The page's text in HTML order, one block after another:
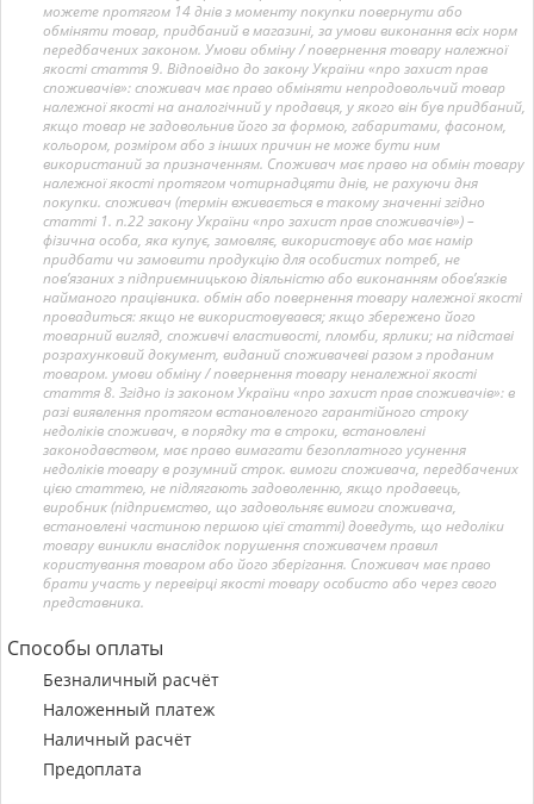
можете протягом 14 днів з моменту покупки повернути або
обміняти товар, придбаний в магазині, за умови виконання всіх норм
передбачених законом. Умови обміну / повернення товару належної
якості стаття 9. Відповідно до закону України «про захист прав
споживачів»: споживач має право обміняти непродовольчий товар
належної якості на аналогічний у продавця, у якого він був придбаний,
якщо товар не задовольнив його за формою, габаритами, фасоном,
кольором, розміром або з інших причин не може бути ним
використаний за призначенням. Споживач має право на обмін товару
належної якості протягом чотирнадцяти днів, не рахуючи дня
покупки. споживач (термін вживається в такому значенні згідно
статті 1. п.22 закону України «про захист прав споживачів») –
фізична особа, яка купує, замовляє, використовує або має намір
придбати чи замовити продукцію для особистих потреб, не
пов’язаних з підприємницькою діяльністю або виконанням обов’язків
найманого працівника. обмін або повернення товару належної якості
провадиться: якщо не використовувався; якщо збережено його
товарний вигляд, споживчі властивості, пломби, ярлики; на підставі
розрахунковий документ, виданий споживачеві разом з проданим
товаром. умови обміну / повернення товару неналежної якості
стаття 8. Згідно із законом України «про захист прав споживачів»: в
разі виявлення протягом встановленого гарантійного строку
недоліків споживач, в порядку та в строки, встановлені
законодавством, має право вимагати безоплатного усунення
недоліків товару в розумний строк. вимоги споживача, передбачених
цією статтею, не підлягають задоволенню, якщо продавець,
виробник (підприємство, що задовольняє вимоги споживача,
встановлені частиною першою цієї статті) доведуть, що недоліки
товару виникли внаслідок порушення споживачем правил
користування товаром або його зберігання. Споживач має право
брати участь у перевірці якості товару особисто або через свого
представника.
Способы оплаты
Безналичный расчёт
Наложенный платеж
Наличный расчёт
Предоплата